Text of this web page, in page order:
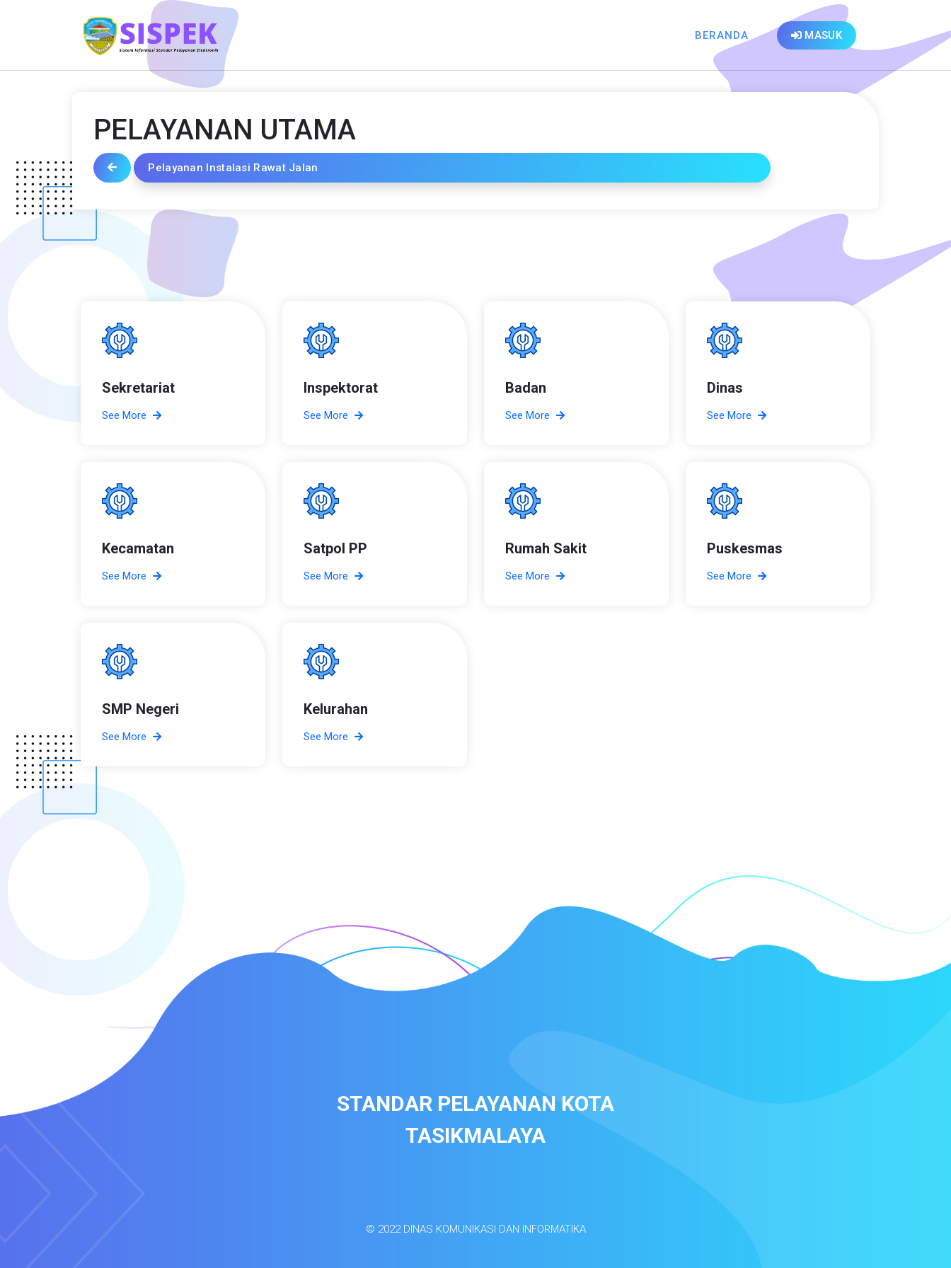
BERANDA MASUK
PELAYANAN UTAMA
Pelayanan Instalasi Rawat Jalan
Sekretariat
See More
Inspektorat
See More
Badan
See More
Dinas
See More
Kecamatan
See More
Satpol PP
See More
Rumah Sakit
See More
Puskesmas
See More
SMP Negeri
See More
Kelurahan
See More
STANDAR PELAYANAN KOTA
TASIKMALAYA
© 2022 DINAS KOMUNIKASI DAN INFORMATIKA